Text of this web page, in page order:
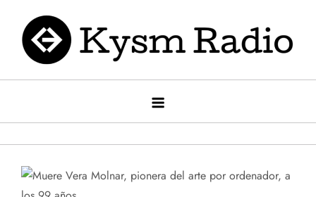
contenido
Kysm radio
Kysm Radio